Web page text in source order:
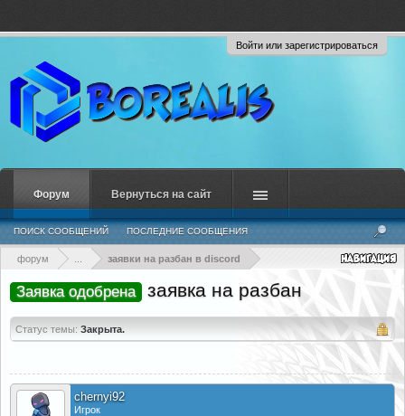
Войти или зарегистрироваться
форум заявки на разбан в discord
Заявка одобрена заявка на разбан
Статус темы: Закрыта.
chernyi92
Игрок
Форум
ПОИСК СООБЩЕНИЙ ПОСЛЕДНИЕ СООБЩЕНИЯ
Вернуться на сайт